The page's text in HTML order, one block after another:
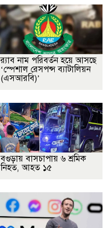
র‌্যাব নাম পরিবর্তন হয়ে আসছে
‘স্পেশাল রেসপন্স ব্যাটালিয়ন
(এসআরবি)’
বগুড়ায় বাসচাপায় ৬ শ্রমিক
নিহত, আহত ১৫